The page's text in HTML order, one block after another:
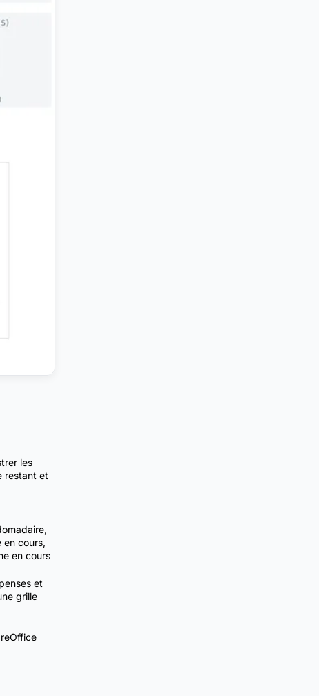
les
restant et
en cours,
en cours
et
grille